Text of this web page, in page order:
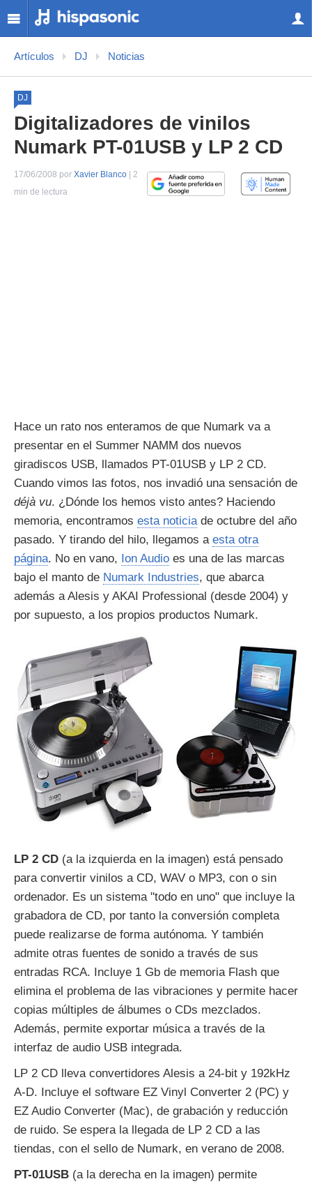
Artículos DJ Noticias
DJ
Digitalizadores de vinilos
Numark PT-01USB y LP 2 CD
17/06/2008 por Xavier Blanco | 2
min de lectura
Hace un rato nos enteramos de que Numark va a
presentar en el Summer NAMM dos nuevos
giradiscos USB, llamados PT-01USB y LP 2 CD.
Cuando vimos las fotos, nos invadió una sensación de
déjà vu. ¿Dónde los hemos visto antes? Haciendo
memoria, encontramos esta noticiade octubre del año
pasado. Y tirando del hilo, llegamos a esta otra
página. No en vano, Ion Audio es una de las marcas
bajo el manto de Numark Industries, que abarca
además a Alesis y AKAI Professional (desde 2004) y
por supuesto, a los propios productos Numark.
LP 2 CD (a la izquierda en la imagen) está pensado
para convertir vinilos a CD, WAV o MP3, con o sin
ordenador. Es un sistema "todo en uno" que incluye la
grabadora de CD, por tanto la conversión completa
puede realizarse de forma autónoma. Y también
admite otras fuentes de sonido a través de sus
entradas RCA. Incluye 1 Gb de memoria Flash que
elimina el problema de las vibraciones y permite hacer
copias múltiples de álbumes o CDs mezclados.
Además, permite exportar música a través de la
interfaz de audio USB integrada.
LP 2 CD lleva convertidores Alesis a 24-bit y 192kHz
A-D. Incluye el software EZ Vinyl Converter 2 (PC) y
EZ Audio Converter (Mac), de grabación y reducción
de ruido. Se espera la llegada de LP 2 CD a las
tiendas, con el sello de Numark, en verano de 2008.
PT-01USB (a la derecha en la imagen) permite